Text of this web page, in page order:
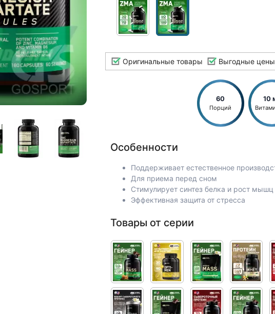
Оригинальные товары Выгодные цены
60
Порций
10
Особенности
Поддерживает естественное
Для приема перед сном
Стимулирует синтез белка и рост мышц
Эффективная защита от стресса
Товары от серии